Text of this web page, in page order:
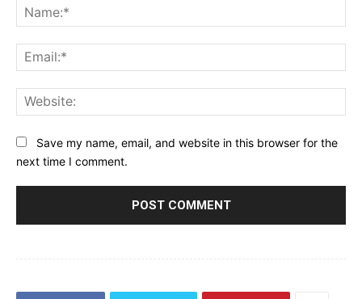
Save my name, email, and website in this browser for the
next time I comment.